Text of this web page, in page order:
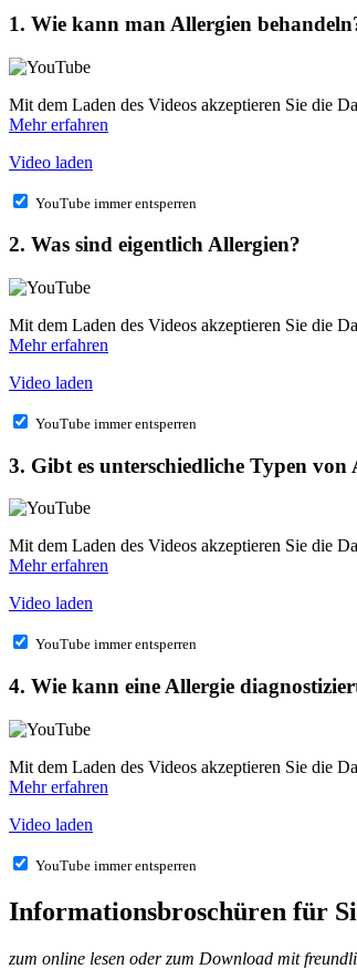
1. Wie kann man Allergien
Mit dem Laden des Videos akzeptieren Sie die
Mehr erfahren
Video laden
YouTube immer entsperren
2. Was sind eigentlich Allergien?
Mit dem Laden des Videos akzeptieren Sie die
Mehr erfahren
Video laden
YouTube immer entsperren
3. Gibt es unterschiedliche Typen von
Mit dem Laden des Videos akzeptieren Sie die
Mehr erfahren
Video laden
YouTube immer entsperren
4. Wie kann eine Allergie
Mit dem Laden des Videos akzeptieren Sie die
Mehr erfahren
Video laden
YouTube immer entsperren
Informationsbroschüren für
zum online lesen oder zum Download mit